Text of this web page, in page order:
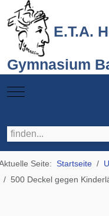
E.T.A.
Gymnasium
Mobile Menu Toggle
Seite: Startseite
500 Deckel gegen